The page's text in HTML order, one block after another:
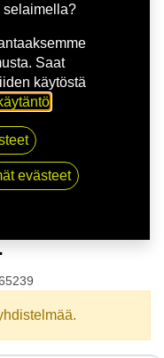
XL
selaimella?
Saat
käytöstä
evästeet